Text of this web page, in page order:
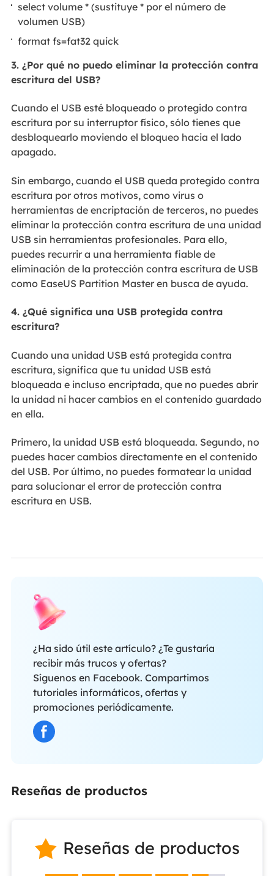
select volume * (sustituye * por el número de
volumen USB)
format fs=fat32 quick
3. ¿Por qué no puedo eliminar la protección contra
escritura del USB?
Cuando el USB esté bloqueado o protegido contra
escritura por su interruptor físico, sólo tienes que
desbloquearlo moviendo el bloqueo hacia el lado
apagado.
Sin embargo, cuando el USB queda protegido contra
escritura por otros motivos, como virus o
herramientas de encriptación de terceros, no puedes
eliminar la protección contra escritura de una unidad
USB sin herramientas profesionales. Para ello,
puedes recurrir a una herramienta fiable de
eliminación de la protección contra escritura de USB
como EaseUS Partition Master en busca de ayuda.
4. ¿Qué significa una USB protegida contra
escritura?
Cuando una unidad USB está protegida contra
escritura, significa que tu unidad USB está
bloqueada e incluso encriptada, que no puedes abrir
la unidad ni hacer cambios en el contenido guardado
en ella.
Primero, la unidad USB está bloqueada. Segundo, no
puedes hacer cambios directamente en el contenido
del USB. Por último, no puedes formatear la unidad
para solucionar el error de protección contra
escritura en USB.
¿Ha sido útil este artículo? ¿Te gustaría
recibir más trucos y ofertas?
Síguenos en Facebook. Compartimos
tutoriales informáticos, ofertas y
promociones periódicamente.
Reseñas de productos
 Reseñas de productos